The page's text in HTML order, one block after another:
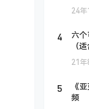
24年
4
六个
（
21年
5
《
频